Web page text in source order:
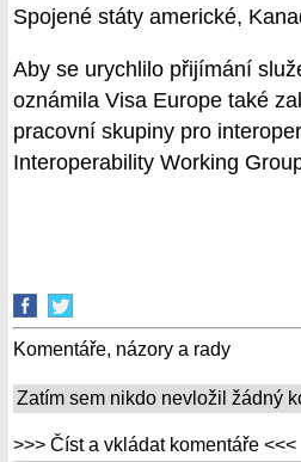
Spojené státy americké,
Aby se urychlilo přijímání
oznámila Visa Europe také
pracovní skupiny pro
Interoperability Working
Komentáře, názory a rady
Zatím sem nikdo nevložil žádný
>>> Číst a vkládat komentáře <<<